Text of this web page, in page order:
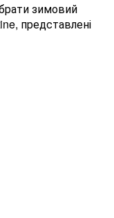
зимовий
представлені